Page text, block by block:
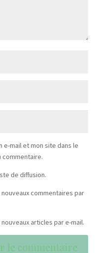
e-mail et mon site dans le
commentaire.
de diffusion.
commentaires par
articles par e-mail.